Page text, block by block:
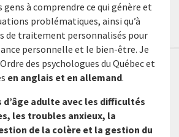
gens à comprendre ce qui génère et
problématiques, ainsi qu’à
de traitement personnalisés pour
personnelle et le bien-être. Je
des psychologues du Québec et
en anglais et en allemand.
d’âge adulte avec les difficultés
les troubles anxieux, la
de la colère et la gestion du